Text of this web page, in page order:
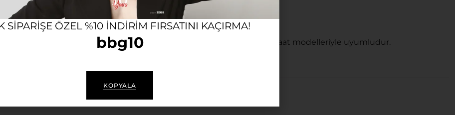
üretilmiştir.
bileşenlere veya dış etkenlere sürtünerek çizilmesini önler; tüm saat modelleriyle uyumludur.
SIPARIŞE ÖZEL %10 INDIRIM FIRSATINI KAÇIRMA!
bbg10
KOPYALA